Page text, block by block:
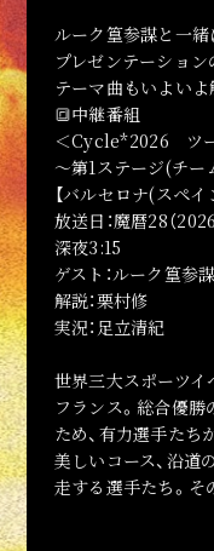
写真の館
PHOTO
悪魔物品の館
GOODS
ここも見よ
LINKS
ルーク篁参謀と一
プレゼンテーション
テーマ曲もいよいよ
🔳中継番組
＜Cycle*2026 ツー
～第1ステージ(チー
【バルセロナ(スペ
放送日：魔暦28（
深夜3:15
ゲスト：ルーク篁参謀
解説：栗村修
実況：足立清紀
世界三大スポーツイ
フランス。総合優勝
ため、有力選手たち
美しいコース、沿道
走する選手たち。そ